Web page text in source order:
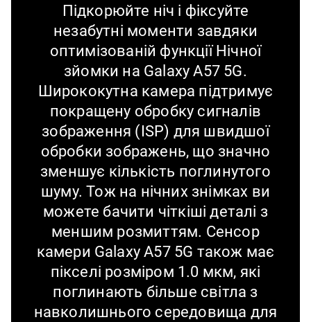
Підкорюйте ніч і фіксуйте
незабутні моменти завдяки
оптимізованій функції Нічної
зйомки на Galaxy A57 5G.
Ширококутна камера підтримує
покращену обробку сигналів
зображення (ISP) для швидшої
обробки зображень, що значно
зменшує кількість поглинутого
шуму. Тож на нічних знімках ви
можете бачити чіткіші деталі з
меншим розмиттям. Сенсор
камери Galaxy A57 5G також має
пікселі розміром 1.0 мкм, які
поглинають більше світла з
навколишнього середовища для